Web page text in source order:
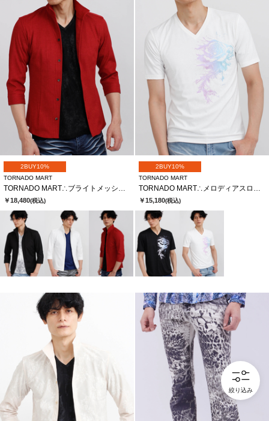
2BUY10%
TORNADO MART
TORNADO MART∴ブライトメッシュテレコ7分袖シャツ
￥18,480(税込)
2BUY10%
TORNADO MART
TORNADO MART∴メロディアスローズプリント半袖カットソー
￥15,180(税込)
絞り込み